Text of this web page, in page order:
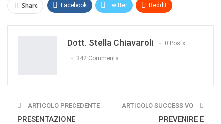
Share Facebook Twitter ReddIt
Dott. Stella Chiavaroli 0 Posts
342 Comments
ARTICOLO PRECEDENTE
PRESENTAZIONE
ARTICOLO SUCCESSIVO
PREVENIRE E